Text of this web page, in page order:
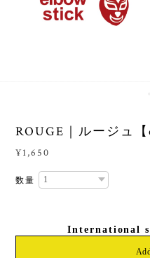
ROUGE｜ルージュ
¥1,650
数量
International